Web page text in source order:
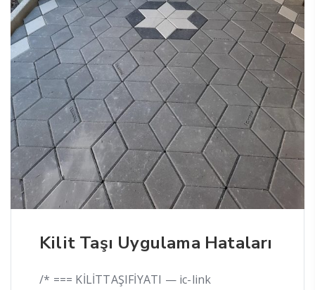
Kilit Taşı Uygulama Hataları
/* === KİLİTTAŞIFİYATI — ic-link